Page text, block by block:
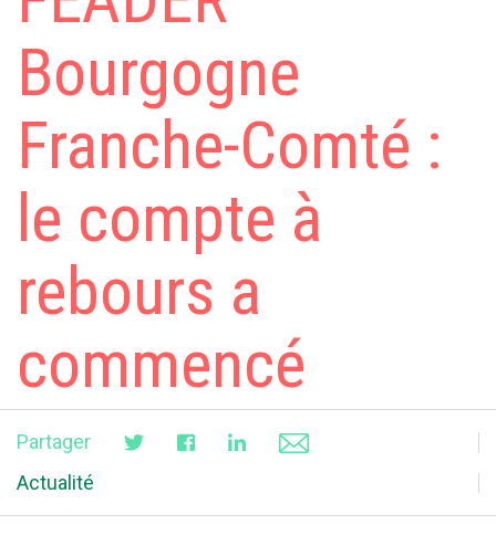
Bourgogne
Franche-Comté :
le compte à
rebours a
commencé
Partager
Actualité